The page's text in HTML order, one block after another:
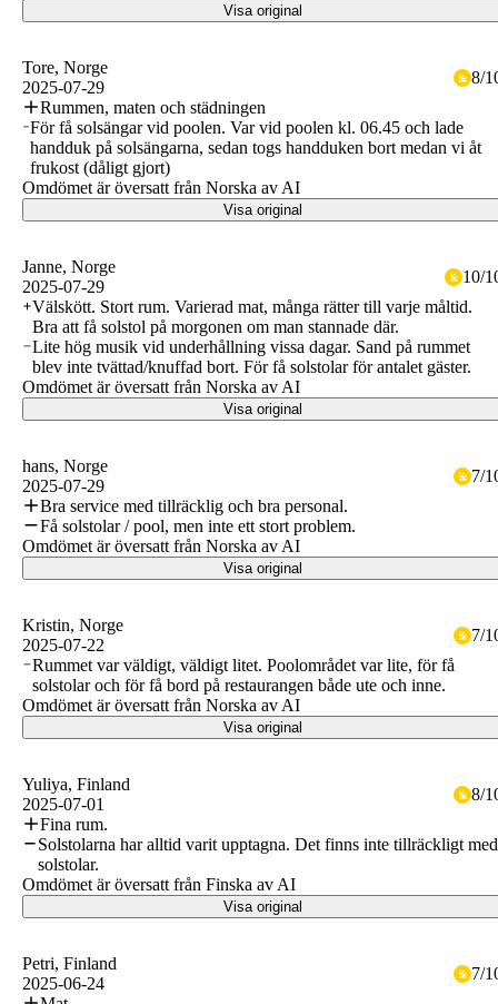
Visa original
Tore, Norge
2025-07-29
8/
Rummen, maten och städningen
För få solsängar vid poolen. Var vid poolen kl. 06.45 och lade
handduk på solsängarna, sedan togs handduken bort medan vi åt
frukost (dåligt gjort)
Omdömet är översatt från Norska av AI
Visa original
Janne, Norge
2025-07-29
10/
Välskött. Stort rum. Varierad mat, många rätter till varje måltid.
Bra att få solstol på morgonen om man stannade där.
Lite hög musik vid underhållning vissa dagar. Sand på rummet
blev inte tvättad/knuffad bort. För få solstolar för antalet gäster.
Omdömet är översatt från Norska av AI
Visa original
hans, Norge
2025-07-29
7/
Bra service med tillräcklig och bra personal.
Få solstolar / pool, men inte ett stort problem.
Omdömet är översatt från Norska av AI
Visa original
Kristin, Norge
2025-07-22
7/
Rummet var väldigt, väldigt litet. Poolområdet var lite, för få
solstolar och för få bord på restaurangen både ute och inne.
Omdömet är översatt från Norska av AI
Visa original
Yuliya, Finland
2025-07-01
8/
Fina rum.
Solstolarna har alltid varit upptagna. Det finns inte tillräckligt med
solstolar.
Omdömet är översatt från Finska av AI
Visa original
Petri, Finland
2025-06-24
7/